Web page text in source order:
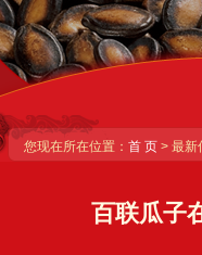
您现在所在位置： 首 页> 最新
百联瓜子